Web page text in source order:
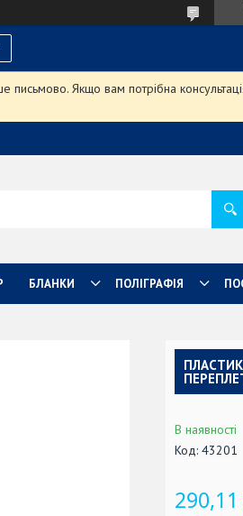
Якщо вам потрібна
БЛАНКИ ПОЛІГРАФІЯ
В наявності
Код: 43201